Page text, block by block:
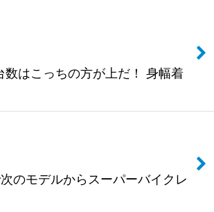
はこっちの方が上だ！ 身幅着
のモデルからスーパーバイクレ